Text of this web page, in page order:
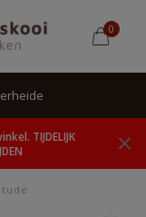
0
TIJDELIJK